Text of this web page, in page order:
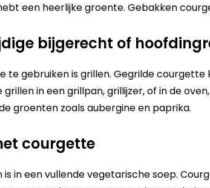
een heerlijke groente. Gebakken
bijgerecht of
gebruiken is grillen. Gegrilde
in een grillpan, grillijzer, of in de
groenten zoals aubergine en paprika.
courgette
in een vullende vegetarische soep.